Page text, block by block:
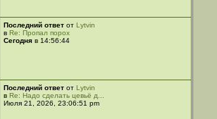
Последний ответот Lytvin
в Re: Пропал порох
Сегодняв 14:56:44
Последний ответот Lytvin
в Re: Надо сделать цевьё д...
Июля 21, 2026, 23:06:51 pm